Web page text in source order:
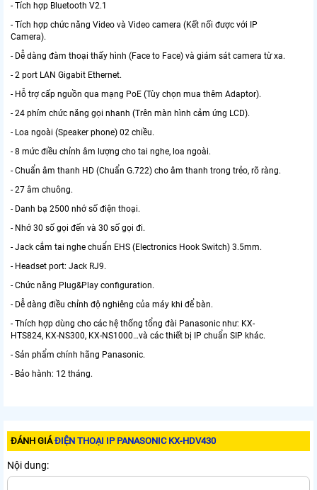
- Tích hợp Bluetooth V2.1
- Tích hợp chức năng Video và Video camera (Kết nối được với IP
Camera).
- Dễ dàng đàm thoại thấy hình (Face to Face) và giám sát camera từ xa.
- 2 port LAN Gigabit Ethernet.
- Hỗ trợ cấp nguồn qua mạng PoE (Tùy chọn mua thêm Adaptor).
- 24 phím chức năng gọi nhanh (Trên màn hình cảm ứng LCD).
- Loa ngoài (Speaker phone) 02 chiều.
- 8 mức điều chỉnh âm lượng cho tai nghe, loa ngoài.
- Chuẩn âm thanh HD (Chuẩn G.722) cho âm thanh trong trẻo, rõ ràng.
- 27 âm chuông.
- Danh bạ 2500 nhớ số điện thoại.
- Nhớ 30 số gọi đến và 30 số gọi đi.
- Jack cắm tai nghe chuẩn EHS (Electronics Hook Switch) 3.5mm.
- Headset port: Jack RJ9.
- Chức năng Plug&Play configuration.
- Dễ dàng điều chỉnh độ nghiêng của máy khi để bàn.
- Thích hợp dùng cho các hệ thống tổng đài Panasonic như: KX-
HTS824, KX-NS300, KX-NS1000…và các thiết bị IP chuẩn SIP khác.
- Sản phẩm chính hãng Panasonic.
- Bảo hành: 12 tháng.
ĐÁNH GIÁĐIỆN THOẠI IP PANASONIC KX-HDV430
Nội dung: